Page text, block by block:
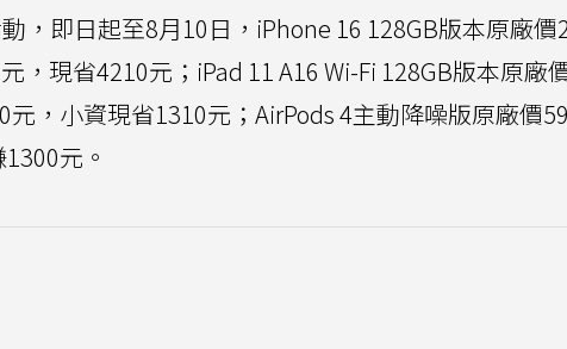
，即日起至8月10日，iPhone 16 128GB版本原廠價
，現省4210元；iPad 11 A16 Wi-Fi 128GB版本原廠
，小資現省1310元；AirPods 4主動降噪版原廠價
元。